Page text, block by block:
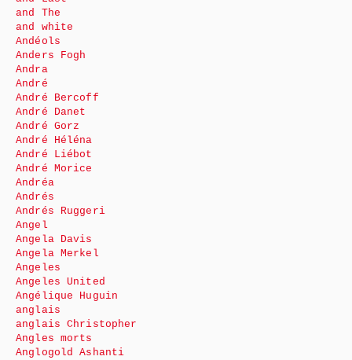
and The
and white
Andéols
Anders Fogh
Andra
André
André Bercoff
André Danet
André Gorz
André Héléna
André Liébot
André Morice
Andréa
Andrés
Andrés Ruggeri
Angel
Angela Davis
Angela Merkel
Angeles
Angeles United
Angélique Huguin
anglais
anglais Christopher
Angles morts
Anglogold Ashanti